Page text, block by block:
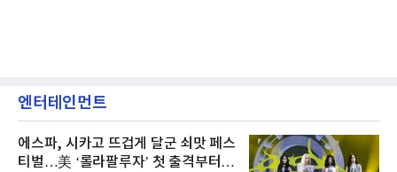
엔터테인먼트
에스파, 시카고 뜨겁게 달군 쇠맛 페스
티벌…美 ‘롤라팔루자’ 첫 출격부터